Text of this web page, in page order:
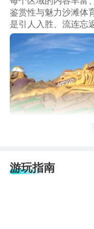
鉴赏性与魅力沙滩体
是引人入胜、流连忘
区、沙滩体育活动区
游玩指南